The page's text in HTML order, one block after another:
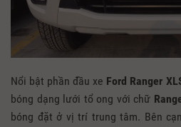
Nổi bật phần đầu xe Ford Ranger
bóng dạng lưới tổ ong với chữ
bóng đặt ở vị trí trung tâm. Bên